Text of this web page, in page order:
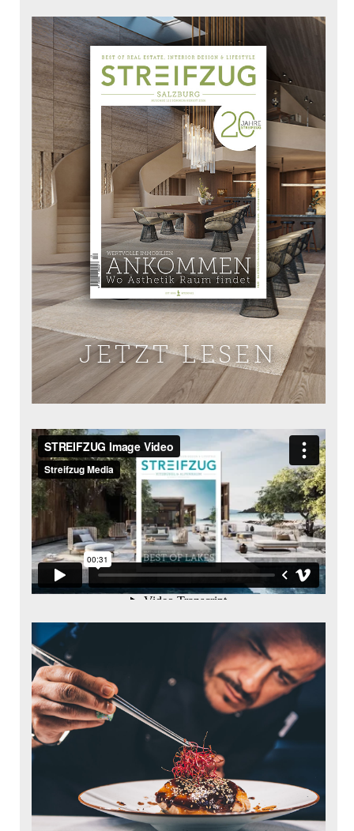
JETZT LESEN